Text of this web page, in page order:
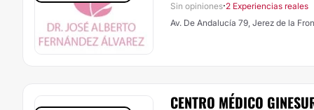
Sin opiniones·2 Experiencias reales
Av. De Andalucía 79, Jerez de la
CENTRO MÉDICO